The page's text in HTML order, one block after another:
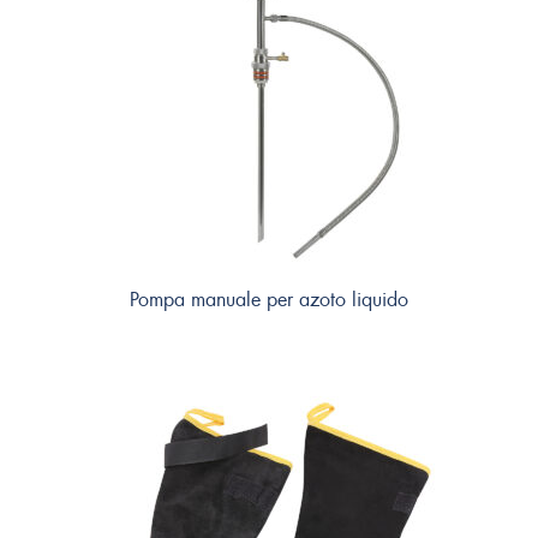
Pompa manuale per azoto liquido